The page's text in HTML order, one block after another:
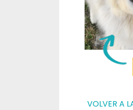
VOLVER A